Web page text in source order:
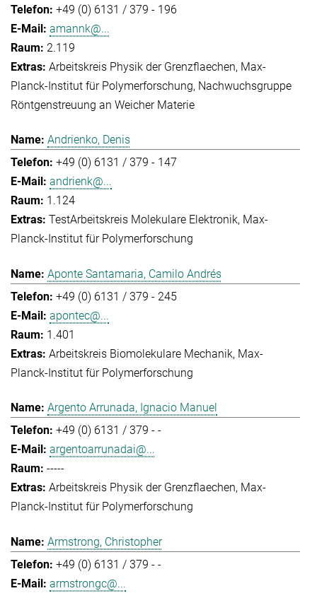
+49 (0) 6131 / 379 - 196
amannk@...
2.119
Arbeitskreis Physik der Grenzflaechen Max-
Planck-Institut für Polymerforschung Nachwuchsgruppe
Röntgenstreuung an Weicher Materie
Andrienko, Denis
+49 (0) 6131 / 379 - 147
andrienk@...
1.124
TestArbeitskreis Molekulare Elektronik Max-
Planck-Institut für Polymerforschung
Aponte Santamaria, Camilo Andrés
+49 (0) 6131 / 379 - 245
apontec@...
1.401
Arbeitskreis Biomolekulare Mechanik Max-
Planck-Institut für Polymerforschung
Argento Arrunada, Ignacio Manuel
+49 (0) 6131 / 379 - -
argentoarrunadai@...
-----
Arbeitskreis Physik der Grenzflaechen Max-
Planck-Institut für Polymerforschung
Armstrong, Christopher
+49 (0) 6131 / 379 - -
armstrongc@...